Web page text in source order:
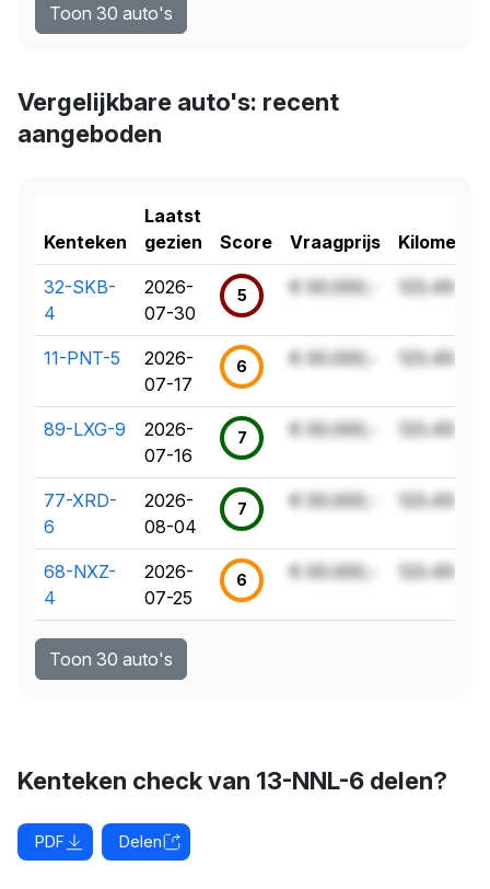
Toon 30 auto's
Vergelijkbare auto's: recent
aangeboden
Kenteken
Laatst
gezien
Score Vraagprijs
32-SKB-
4
2026-
07-30
5 € 00.000,- 123.456 km
11-PNT-5
2026-
07-17
6 € 00.000,- 123.456 km
89-LXG-9
2026-
07-16
7 € 00.000,- 123.456 km
77-XRD-
6
2026-
08-04
7 € 00.000,- 123.456 km
68-NXZ-
4
2026-
07-25
6 € 00.000,- 123.456 km
Toon 30 auto's
Kenteken check van 13-NNL-6 delen?
PDF Delen